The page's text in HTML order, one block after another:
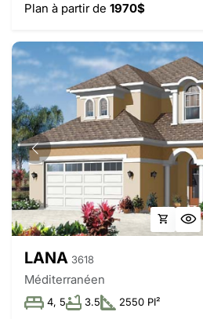
Plan à partir de 1970$
LANA 3618
Méditerranéen
4, 5 3.5 2550 PI²